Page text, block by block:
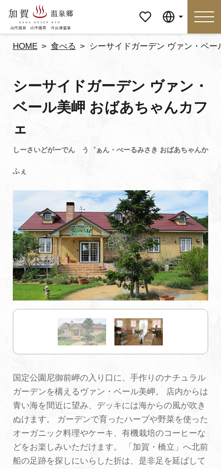
ージ
特集 おすすめの過ごし方
見どころ
おみやげ イベント
マイページ
初めての加賀温泉郷
加賀に泊まって！北陸巡り♪
ご当地グルメ
加賀 旅先納税
お知らせ
動画を見る
パンフレットダウンロード
写真ダウンロード
よくあるご質問・お問い合わせ
HOME 食べる シーサイドガーデン ヴァン・ベ
シーサイドガーデン ヴァン・
ベール美岬 おばあちゃんカフ
ェ
国定公園尼御前岬の入り口に、手作りのナチュラル
ガーデンを構えるヴァン・ベール美岬。 店内からは
青い海を間近に望み、デッキには海からの風が吹き
ぬけます。 ガーデンで育ったハーブや野菜を使った
オーガニック料理やケーキ、有機栽培のコーヒーな
どをお楽しみいただけます。 「加賀・橋立」へ北前
船の足跡を探しにいらした折は、是非足を延ばして